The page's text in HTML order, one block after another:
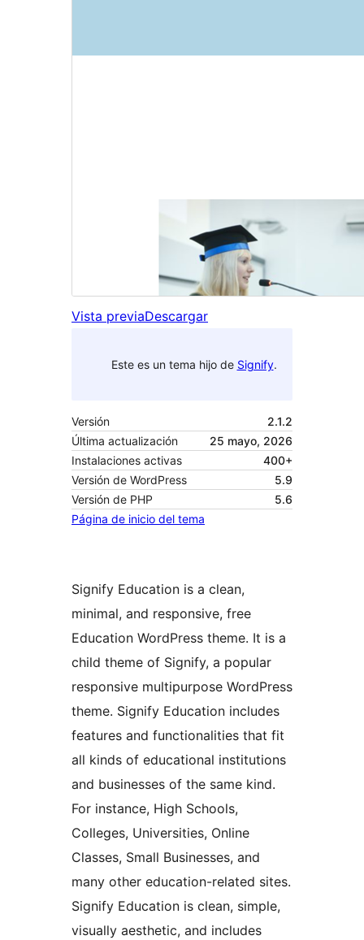
Vista previaDescargar
Este es un tema hijo de Signify.
Versión
2.1.2
Última actualización
25 mayo, 2026
Instalaciones activas
400+
Versión de WordPress
5.9
Versión de PHP
5.6
Página de inicio del tema
Signify Education is a clean,
minimal, and responsive, free
Education WordPress theme. It is a
child theme of Signify, a popular
responsive multipurpose WordPress
theme. Signify Education includes
features and functionalities that fit
all kinds of educational institutions
and businesses of the same kind.
For instance, High Schools,
Colleges, Universities, Online
Classes, Small Businesses, and
many other education-related sites.
Signify Education is clean, simple,
visually aesthetic, and includes